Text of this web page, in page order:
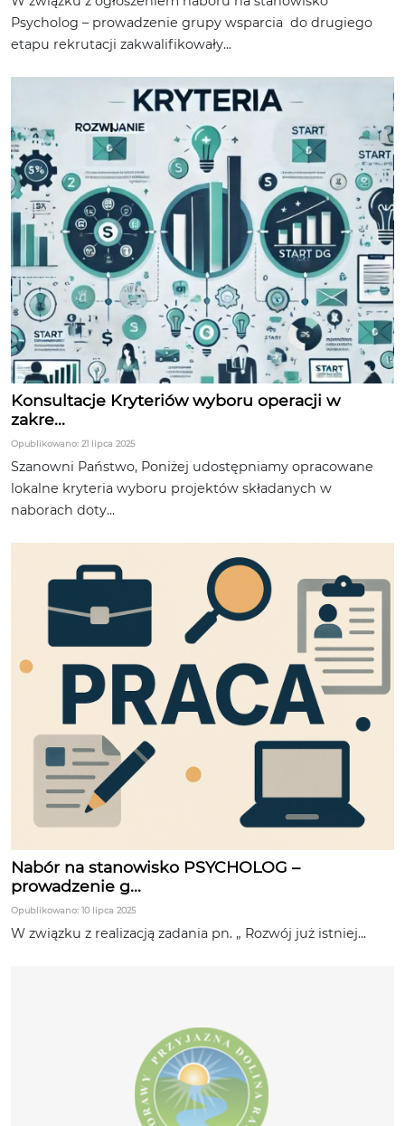
Psycholog – prowadzenie grupy wsparcia do drugiego
etapu rekrutacji zakwalifikowały...
Konsultacje Kryteriów wyboru operacji w
zakre...
Opublikowano: 21 lipca 2025
Szanowni Państwo, Poniżej udostępniamy opracowane
lokalne kryteria wyboru projektów składanych w
naborach doty...
Nabór na stanowisko PSYCHOLOG –
prowadzenie g...
Opublikowano: 10 lipca 2025
W związku z realizacją zadania pn. „ Rozwój już istniej...